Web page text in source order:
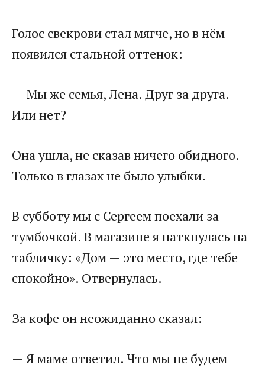
Голос свекрови стал мягче, но в нём
появился стальной оттенок:
— Мы же семья, Лена. Друг за друга.
Или нет?
Она ушла, не сказав ничего обидного.
Только в глазах не было улыбки.
В субботу мы с Сергеем поехали за
тумбочкой. В магазине я наткнулась на
табличку: «Дом — это место, где тебе
спокойно». Отвернулась.
За кофе он неожиданно сказал:
— Я маме ответил. Что мы не будем